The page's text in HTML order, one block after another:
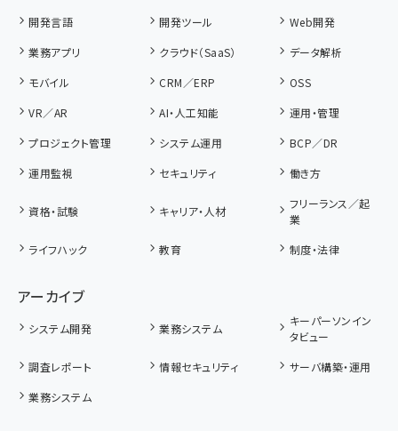
開発言語
開発ツール
Web開発
業務アプリ
クラウド（SaaS）
データ解析
モバイル
CRM／ERP
OSS
VR／AR
AI・人工知能
運用・管理
プロジェクト管理
システム運用
BCP／DR
運用監視
セキュリティ 働き方
資格・試験 キャリア・人材
フリーランス／起
業
ライフハック
教育 制度・法律
アーカイブ
システム開発 業務システム
キーパーソンイン
タビュー
調査レポート
情報セキュリティ
サーバ構築・運用
業務システム